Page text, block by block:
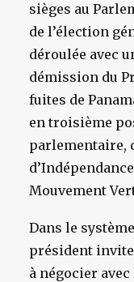
sièges au
de l’élection
déroulée avec
démission du
fuites de
en troisième
parlementaire,
Mouvement
Dans le
président
à négocier